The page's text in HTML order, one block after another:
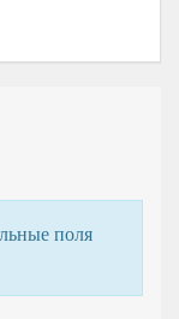
поля